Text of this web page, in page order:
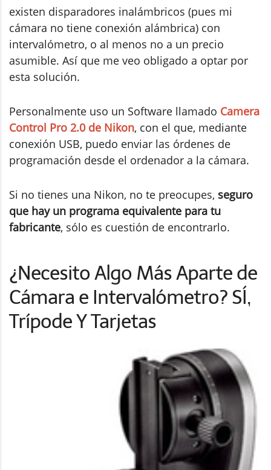
existen disparadores inalámbricos (pues mi
cámara no tiene conexión alámbrica) con
intervalómetro, o al menos no a un precio
asumible. Así que me veo obligado a optar por
esta solución.
Personalmente uso un Software llamado Camera
Control Pro 2.0 de Nikon, con el que, mediante
conexión USB, puedo enviar las órdenes de
programación desde el ordenador a la cámara.
Si no tienes una Nikon, no te preocupes, seguro
que hay un programa equivalente para tu
fabricante, sólo es cuestión de encontrarlo.
¿Necesito Algo Más Aparte de
Cámara e Intervalómetro? SÍ,
Trípode Y Tarjetas